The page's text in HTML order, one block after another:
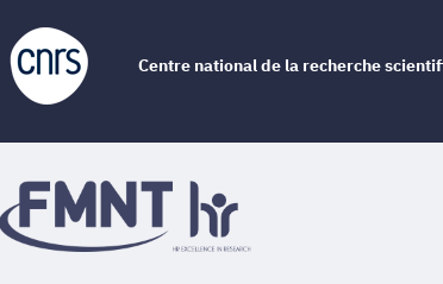
Centre national de la recherche